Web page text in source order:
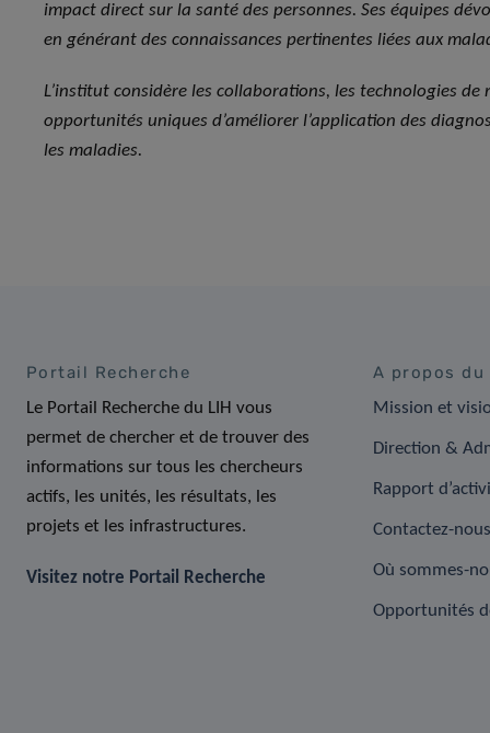
impact direct sur la santé des personnes. Ses équipes
en générant des connaissances pertinentes liées aux
L’institut considère les collaborations, les technologies
opportunités uniques d’améliorer l’application des
les maladies.
Portail Recherche
Le Portail Recherche du LIH vous
permet de chercher et de trouver des
informations sur tous les chercheurs
actifs, les unités, les résultats, les
projets et les infrastructures.
Visitez notre Portail Recherche
A propos du
Mission et
Direction &
Rapport
Contactez-nous
Où sommes-
Opportunités